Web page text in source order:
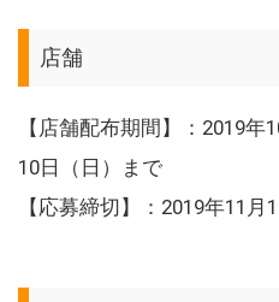
店舗
【店舗配布期間】：2019年
10日（日）まで
【応募締切】：2019年11